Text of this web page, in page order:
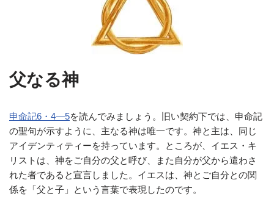
父なる神
申命記6・4―5を読んでみましょう。旧い契約下では、申命記
の聖句が示すように、主なる神は唯一です。神と主は、同じ
アイデンティティーを持っています。ところが、イエス・キ
リストは、神をご自分の父と呼び、また自分が父から遣わさ
れた者であると宣言しました。イエスは、神とご自分との関
係を「父と子」という言葉で表現したのです。